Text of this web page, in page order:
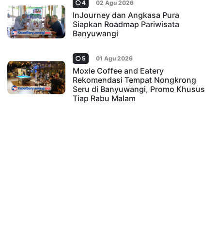
4 02 Agu 2026
InJourney dan Angkasa Pura
Siapkan Roadmap Pariwisata
Banyuwangi
5 01 Agu 2026
Moxie Coffee and Eatery
Rekomendasi Tempat Nongkrong
Seru di Banyuwangi, Promo Khusus
Tiap Rabu Malam